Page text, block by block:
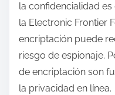
la confidencialidad
la Electronic Frontier
encriptación puede
riesgo de espionaje.
de encriptación son
la privacidad en línea.